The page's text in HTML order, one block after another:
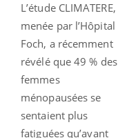
L’étude CLIMATERE,
menée par l’Hôpital
Foch, a récemment
révélé que 49 % des
femmes
ménopausées se
sentaient plus
fatiguées qu’avant